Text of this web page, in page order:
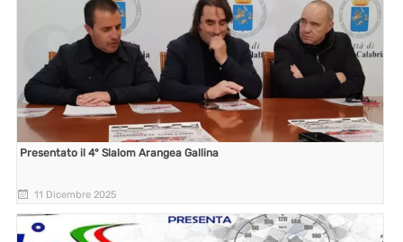
Presentato il 4° Slalom Arangea Gallina
11 Dicembre 2025